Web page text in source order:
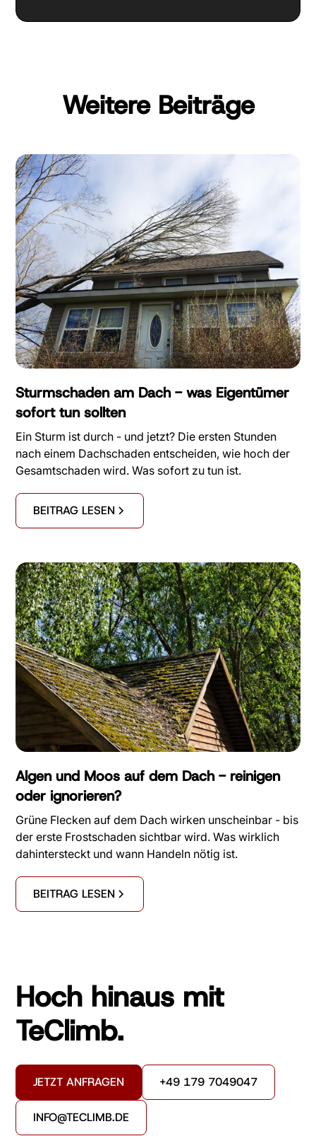
Weitere Beiträge
Sturmschaden am Dach - was Eigentümer
sofort tun sollten
Ein Sturm ist durch - und jetzt? Die ersten Stunden
nach einem Dachschaden entscheiden, wie hoch der
Gesamtschaden wird. Was sofort zu tun ist.
BEITRAG LESEN
Algen und Moos auf dem Dach - reinigen
oder ignorieren?
Grüne Flecken auf dem Dach wirken unscheinbar - bis
der erste Frostschaden sichtbar wird. Was wirklich
dahintersteckt und wann Handeln nötig ist.
BEITRAG LESEN
Hoch hinaus mit
TeClimb.
JETZT ANFRAGEN +49 179 7049047
INFO@TECLIMB.DE